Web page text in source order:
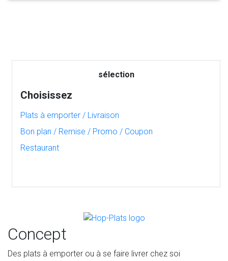
sélection
Choisissez
Plats à emporter / Livraison
Bon plan / Remise / Promo / Coupon
Restaurant
Concept
Des plats à emporter ou à se faire livrer chez soi